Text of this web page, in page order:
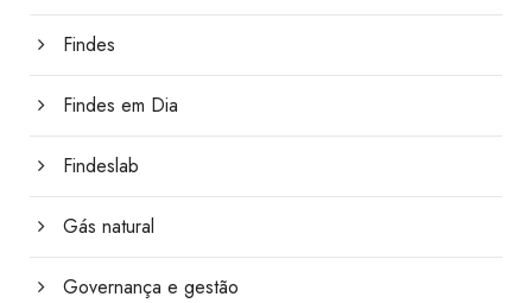
Findes
Findes em Dia
Findeslab
Gás natural
Governança e gestão